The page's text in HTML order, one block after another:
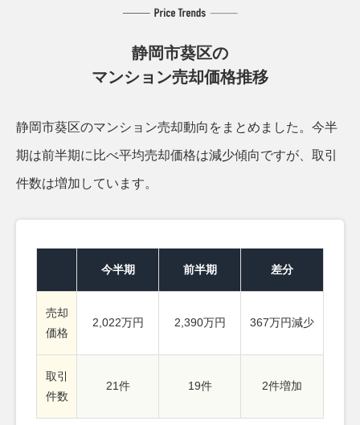
静岡市葵区の
マンション売却価格推移
静岡市葵区のマンション売却動向をまとめました。 今半
期は前半期に比べ平均売却価格は減少傾向ですが、取引
件数は増加しています。
今半期 前半期 差分
売却
価格
2,022万円 2,390万円 367万円減少
取引
件数
21件 19件 2件増加